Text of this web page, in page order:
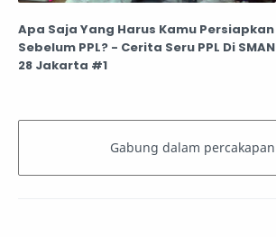
Apa Saja Yang Harus Kamu Persiapkan
Sebelum PPL? - Cerita Seru PPL Di SMAN
28 Jakarta #1